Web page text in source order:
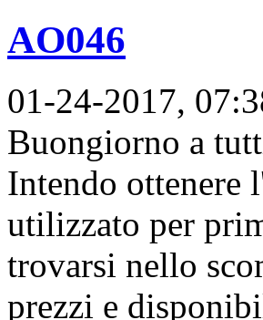
AO046
01-24-2017,
Buongiorno a
Intendo ottenere
utilizzato per
trovarsi nello
prezzi e